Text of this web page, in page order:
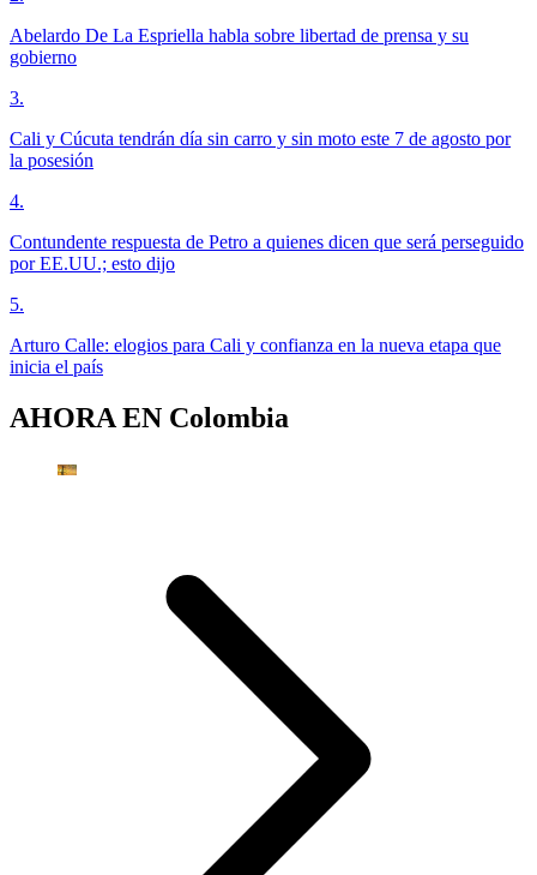
Abelardo De La Espriella habla sobre libertad de prensa y su
gobierno
3.
Cali y Cúcuta tendrán día sin carro y sin moto este 7 de agosto por
la posesión
4.
Contundente respuesta de Petro a quienes dicen que será perseguido
por EE.UU.; esto dijo
5.
Arturo Calle: elogios para Cali y confianza en la nueva etapa que
inicia el país
AHORA EN Colombia